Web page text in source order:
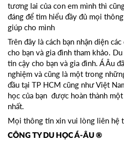
tương lai của con em mình thì
đáng để tìm hiểu đầy đủ mọi
giúp cho mình
Trên đây là cách bạn nhận diện
cho bạn và gia đình tham khảo.
tin cậy cho bạn và gia đình. Á Âu
nghiệm và cũng là một trong
đầu tại TP HCM cũng như Việt
học của bạn được hoàn thành
nhất.
Mọi thông tin xin vui lòng liên hệ
CÔNG TY DU HỌC Á-ÂU ®